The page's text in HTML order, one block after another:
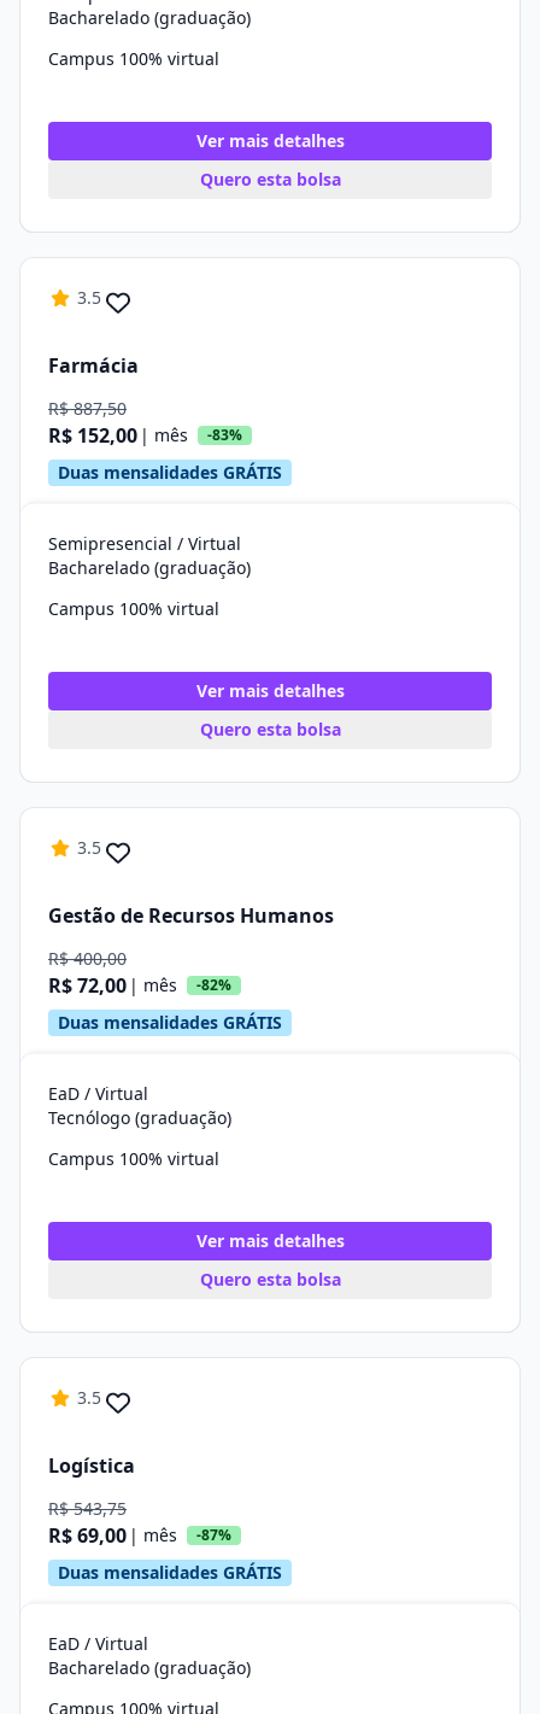
Bacharelado (graduação)
Campus 100% virtual
Ver mais detalhes
Quero esta bolsa
3.5
Farmácia
R$ 887,50
R$ 152,00 | mês -83%
Duas mensalidades GRÁTIS
Semipresencial / Virtual
Bacharelado (graduação)
Campus 100% virtual
Ver mais detalhes
Quero esta bolsa
3.5
Gestão de Recursos Humanos
R$ 400,00
R$ 72,00 | mês -82%
Duas mensalidades GRÁTIS
EaD / Virtual
Tecnólogo (graduação)
Campus 100% virtual
Ver mais detalhes
Quero esta bolsa
3.5
Logística
R$ 543,75
R$ 69,00 | mês -87%
Duas mensalidades GRÁTIS
EaD / Virtual
Bacharelado (graduação)
Campus 100% virtual